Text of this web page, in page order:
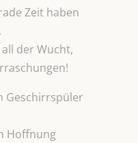
Zeit haben
der Wucht,
Geschirrspüler
Hoffnung